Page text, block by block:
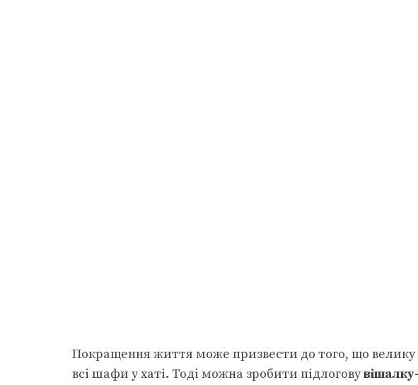
Покращення життя може призвести до того, що велику
всі шафи у хаті. Тоді можна зробити підлогову